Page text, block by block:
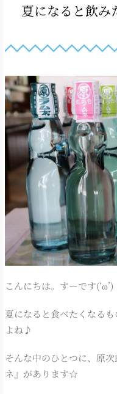
夏になると飲
こんにちは。すーです(‘ω’)
夏になると食べたくなる
よね♪
そんな中のひとつに、原
ネ』があります☆